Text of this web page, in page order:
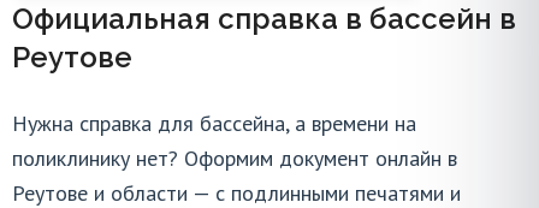
Официальная справка в бассейн в
Реутове
Нужна справка для бассейна, а времени на
поликлинику нет? Оформим документ онлайн в
Реутове и области — с подлинными печатями и